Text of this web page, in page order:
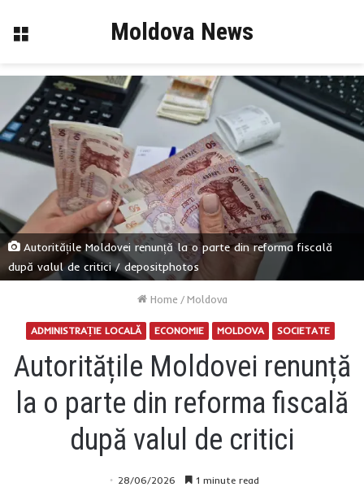
Menu Moldova News
Autoritățile Moldovei renunță la o parte din reforma fiscală
după valul de critici / depositphotos
Home / Moldova
ADMINISTRAȚIE LOCALĂ ECONOMIE MOLDOVA SOCIETATE
Autoritățile Moldovei renunță
la o parte din reforma fiscală
după valul de critici
28/06/2026 1 minute read